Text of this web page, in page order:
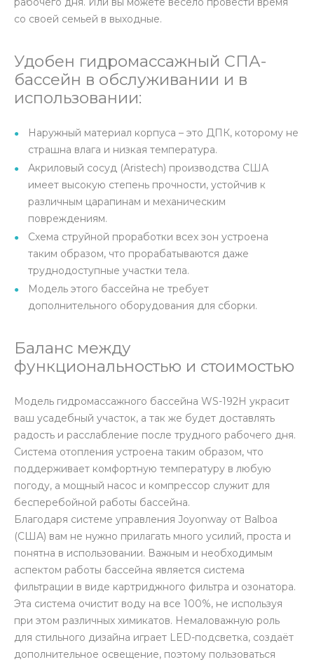
со своей семьей в выходные.
Удобен гидромассажный СПА-
бассейн в обслуживании и в
использовании:
Наружный материал корпуса – это ДПК, которому не
страшна влага и низкая температура.
Акриловый сосуд (Aristech) производства США
имеет высокую степень прочности, устойчив к
различным царапинам и механическим
повреждениям.
Схема струйной проработки всех зон устроена
таким образом, что прорабатываются даже
труднодоступные участки тела.
Модель этого бассейна не требует
дополнительного оборудования для сборки.
Баланс между
функциональностью и стоимостью
Модель гидромассажного бассейна WS-192H украсит
ваш усадебный участок, а так же будет доставлять
радость и расслабление после трудного рабочего дня.
Система отопления устроена таким образом, что
поддерживает комфортную температуру в любую
погоду, а мощный насос и компрессор служит для
бесперебойной работы бассейна.
Благодаря системе управления Joyonway от Balboa
(США) вам не нужно прилагать много усилий, проста и
понятна в использовании. Важным и необходимым
аспектом работы бассейна является система
фильтрации в виде картриджного фильтра и озонатора.
Эта система очистит воду на все 100%, не используя
при этом различных химикатов. Немаловажную роль
для стильного дизайна играет LED-подсветка, создаёт
дополнительное освещение, поэтому пользоваться